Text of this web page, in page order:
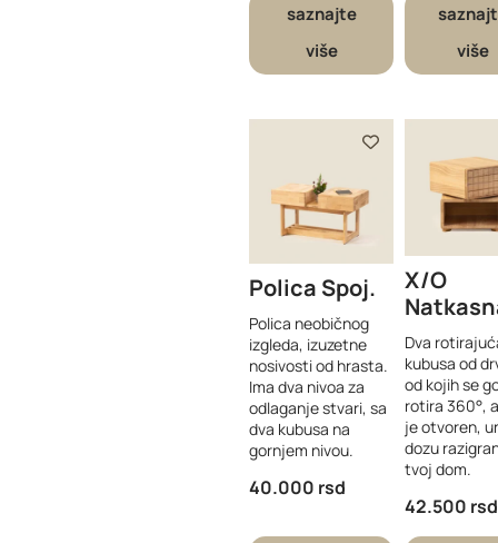
saznajte
više
više
Polica Spoj
Polica neobičnog
izgleda, izuzetne
nosivosti od hrasta.
Ima dva nivoa za
odlaganje stvari, sa
dva kubusa na
gornjem nivou.
40.000 rsd
X/O
Dva
kubusa od
od kojih se
rotira 360°,
je otvoren,
dozu
tvoj dom.
42.500 rsd